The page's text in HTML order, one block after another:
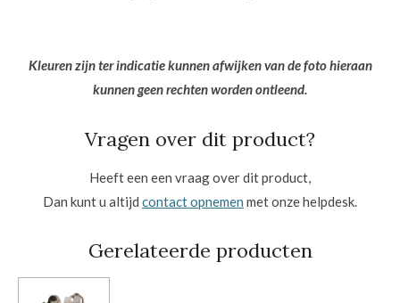
Kleuren zijn ter indicatie kunnen afwijken van de foto hieraan
kunnen geen rechten worden ontleend.
Vragen over dit product?
Heeft een een vraag over dit product,
Dan kunt u altijd contact opnemen met onze helpdesk.
Gerelateerde producten